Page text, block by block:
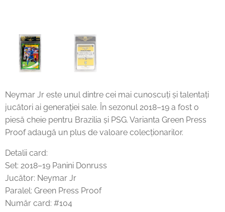
Neymar Jr este unul dintre cei mai cunoscuți și talentați
jucători ai generației sale. În sezonul 2018–19 a fost o
piesă cheie pentru Brazilia și PSG. Varianta Green Press
Proof adaugă un plus de valoare colecționarilor.
Detalii card:
Set: 2018–19 Panini Donruss
Jucător: Neymar Jr
Paralel: Green Press Proof
Număr card: #104